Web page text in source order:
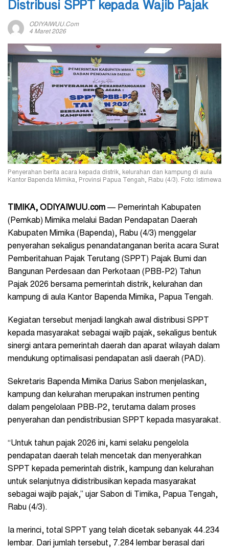
Distribusi SPPT kepada Wajib Pajak
ODIYAIWUU.com
4 Maret 2026
Penyerahan berita acara kepada distrik, kelurahan dan kampung di aula
Kantor Bapenda Mimika, Provinsi Papua Tengah, Rabu (4/3). Foto: Istimewa
TIMIKA, ODIYAIWUU.com — Pemerintah Kabupaten
(Pemkab) Mimika melalui Badan Pendapatan Daerah
Kabupaten Mimika (Bapenda), Rabu (4/3) menggelar
penyerahan sekaligus penandatanganan berita acara Surat
Pemberitahuan Pajak Terutang (SPPT) Pajak Bumi dan
Bangunan Perdesaan dan Perkotaan (PBB-P2) Tahun
Pajak 2026 bersama pemerintah distrik, kelurahan dan
kampung di aula Kantor Bapenda Mimika, Papua Tengah.
Kegiatan tersebut menjadi langkah awal distribusi SPPT
kepada masyarakat sebagai wajib pajak, sekaligus bentuk
sinergi antara pemerintah daerah dan aparat wilayah dalam
mendukung optimalisasi pendapatan asli daerah (PAD).
Sekretaris Bapenda Mimika Darius Sabon menjelaskan,
kampung dan kelurahan merupakan instrumen penting
dalam pengelolaan PBB-P2, terutama dalam proses
penyerahan dan pendistribusian SPPT kepada masyarakat.
“Untuk tahun pajak 2026 ini, kami selaku pengelola
pendapatan daerah telah mencetak dan menyerahkan
SPPT kepada pemerintah distrik, kampung dan kelurahan
untuk selanjutnya didistribusikan kepada masyarakat
sebagai wajib pajak,” ujar Sabon di Timika, Papua Tengah,
Rabu (4/3).
Ia merinci, total SPPT yang telah dicetak sebanyak 44.234
lembar. Dari jumlah tersebut, 7.284 lembar berasal dari